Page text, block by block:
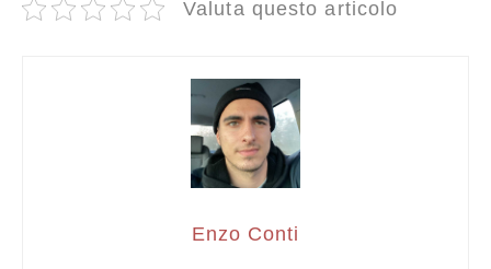
Valuta questo articolo
Enzo Conti